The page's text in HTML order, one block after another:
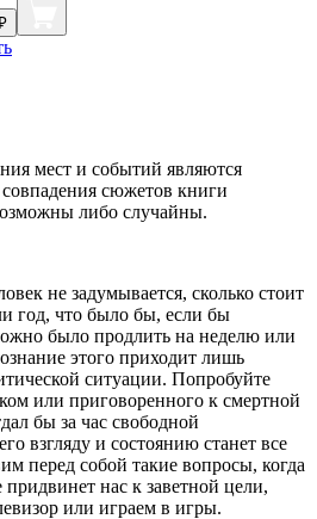
мест и событий являются
сюжетов книги
либо случайны.
не задумывается, сколько стоит
год, что было бы, если бы
было продлить на неделю или
этого приходит лишь
ситуации. Попробуйте
или приговоренного к смертной
бы за час свободной
взгляду и состоянию станет все
перед собой такие вопросы, когда
нас к заветной цели,
или играем в игры.